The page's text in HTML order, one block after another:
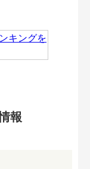
報